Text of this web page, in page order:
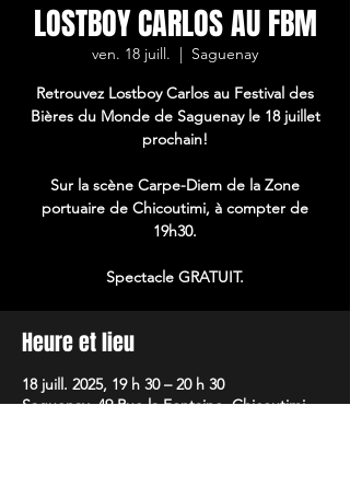
LOSTBOY CARLOS AU FBM
ven. 18 juill.
  |
Saguenay
Retrouvez Lostboy Carlos au Festival des
Bières du Monde de Saguenay le 18 juillet
prochain!
Sur la scène Carpe-Diem de la Zone
portuaire de Chicoutimi, à compter de
19h30.
Spectacle GRATUIT.
Heure et lieu
18 juill. 2025, 19 h 30 – 20 h 30
Saguenay, 49 Rue la Fontaine, Chicoutimi,